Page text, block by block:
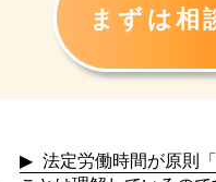
まずは相
法定労働時間が原則